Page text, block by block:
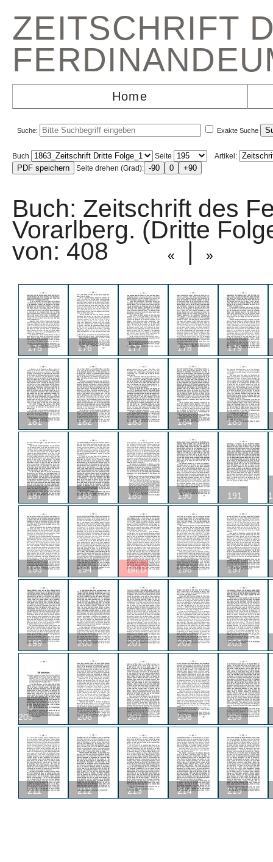
ZEITSCHRIFT
Home
Suche: Exakte Suche
Buch Seite
Artikel:
Seite drehen (Grad):
Buch: Zeitschrift des
Vorarlberg. (Dritte
von: 408 « | »
175 176 177 178 179
181 182 183 184 185
187 188 189 190 191
193 194 BILD 196 197
199 200 201 202 203
U
205
206 207 208 209
211 212 213 214 215